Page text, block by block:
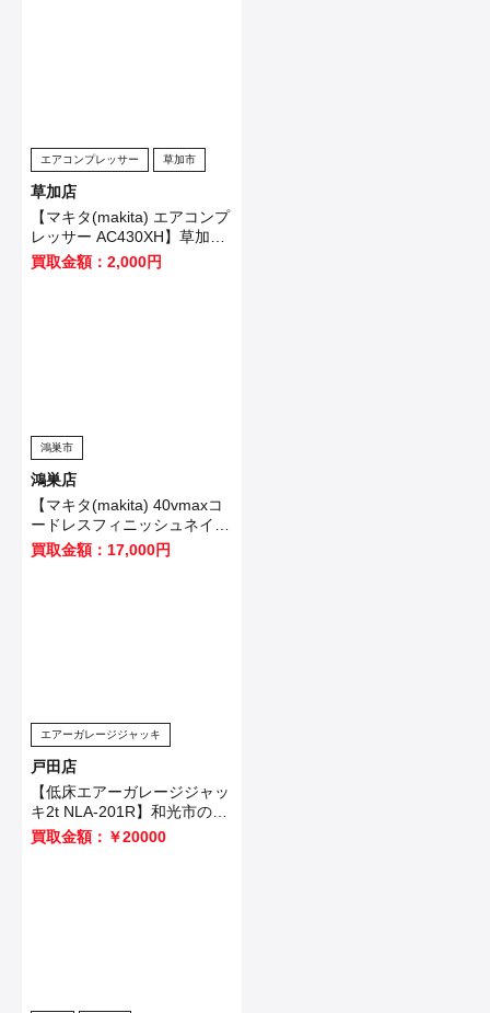
エアコンプレッサー 草加市
草加店
【マキタ(makita) エアコンプ
レッサー AC430XH】草加市
のお客様から買取させて頂き
ました！
買取金額：2,000円
鴻巣市
鴻巣店
【マキタ(makita) 40vmaxコ
ードレスフィニッシュネイラ
FN001GZ】を鴻巣市のお客
様から買取させていただきま
買取金額：17,000円
エアーガレージジャッキ
戸田店
【低床エアーガレージジャッ
キ2t NLA-201R】和光市のお
客様から買取させて頂きまし
買取金額：￥20000